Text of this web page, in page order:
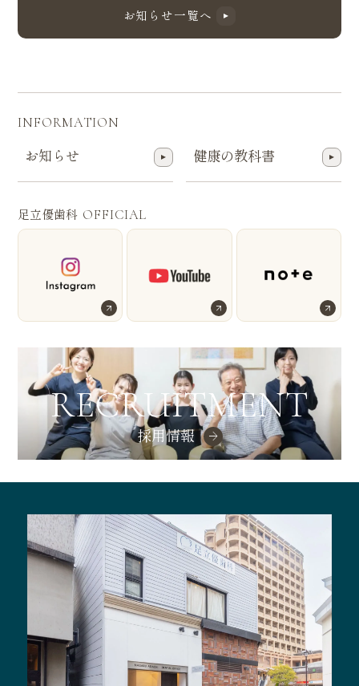
お知らせ一覧へ
INFORMATION
お知らせ 健康の教科書
足立優歯科 OFFICIAL
RECRUITMENT
採用情報